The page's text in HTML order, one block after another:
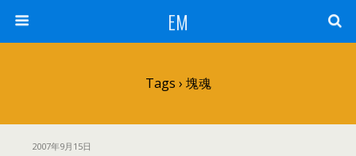
EM
Tags › 塊魂
2007年9月15日